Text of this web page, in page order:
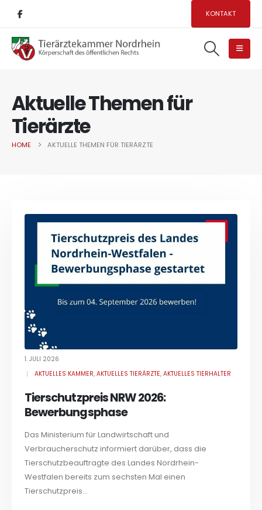
KONTAKT
Aktuelle Themen für
Tierärzte
HOME AKTUELLE THEMEN FÜR TIERÄRZTE
1. JULI 2026
AKTUELLES KAMMER,AKTUELLES TIERÄRZTE,AKTUELLES TIERHALTER
Tierschutzpreis NRW 2026:
Bewerbungsphase
Das Ministerium für Landwirtschaft und
Verbraucherschutz informiert darüber, dass die
Tierschutzbeauftragte des Landes Nordrhein-
Westfalen bereits zum sechsten Mal einen
Tierschutzpreis...